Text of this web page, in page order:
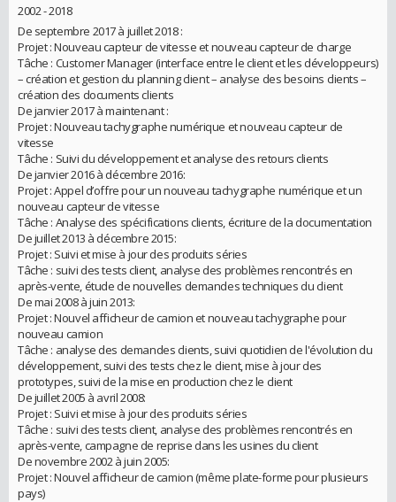
2002 - 2018
De septembre 2017 à juillet 2018 :
Projet : Nouveau capteur de vitesse et nouveau capteur de charge
Tâche : Customer Manager (interface entre le client et les développeurs)
– création et gestion du planning client – analyse des besoins clients –
création des documents clients
De janvier 2017 à maintenant :
Projet : Nouveau tachygraphe numérique et nouveau capteur de
vitesse
Tâche : Suivi du développement et analyse des retours clients
De janvier 2016 à décembre 2016:
Projet : Appel d’offre pour un nouveau tachygraphe numérique et un
nouveau capteur de vitesse
Tâche : Analyse des spécifications clients, écriture de la documentation
De juillet 2013 à décembre 2015:
Projet : Suivi et mise à jour des produits séries
Tâche : suivi des tests client, analyse des problèmes rencontrés en
après-vente, étude de nouvelles demandes techniques du client
De mai 2008 à juin 2013:
Projet : Nouvel afficheur de camion et nouveau tachygraphe pour
nouveau camion
Tâche : analyse des demandes clients, suivi quotidien de l'évolution du
développement, suivi des tests chez le client, mise à jour des
prototypes, suivi de la mise en production chez le client
De juillet 2005 à avril 2008:
Projet : Suivi et mise à jour des produits séries
Tâche : suivi des tests client, analyse des problèmes rencontrés en
après-vente, campagne de reprise dans les usines du client
De novembre 2002 à juin 2005:
Projet : Nouvel afficheur de camion (même plate-forme pour plusieurs
pays)